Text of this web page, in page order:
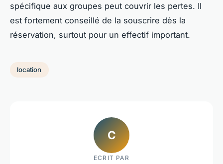
spécifique aux groupes peut couvrir les pertes. Il
est fortement conseillé de la souscrire dès la
réservation, surtout pour un effectif important.
location
C
ECRIT PAR